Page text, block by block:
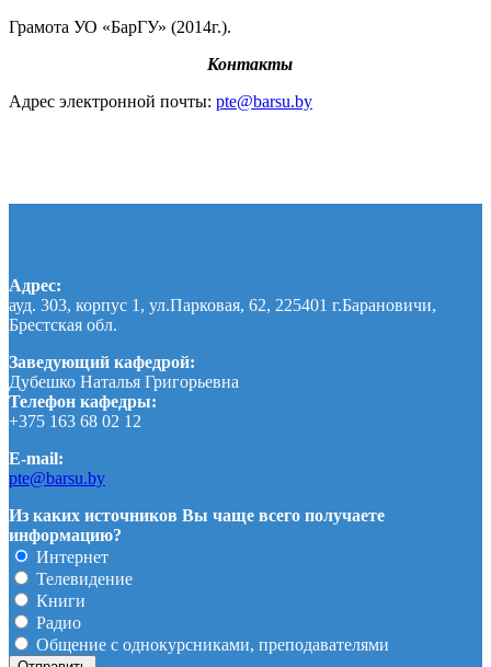
Грамота УО «БарГУ» (2014г.).
Контакты
Адрес электронной почты: pte@barsu.by
Адрес:
ауд. 303, корпус 1, ул.Парковая, 62, 225401 г.Барановичи,
Брестская обл.
Заведующий кафедрой:
Дубешко Наталья Григорьевна
Телефон кафедры:
+375 163 68 02 12
E-mail:
pte@barsu.by
Из каких источников Вы чаще всего получаете
информацию?
Интернет
Телевидение
Книги
Радио
Общение с однокурсниками, преподавателями